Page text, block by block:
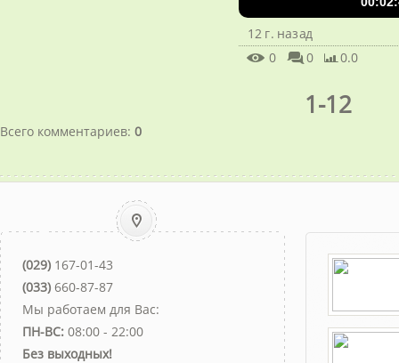
12 г. назад
0
0 0.0
1-12
Всего комментариев: 0
(029) 167-01-43
(033) 660-87-87
Мы работаем для Вас:
ПН-ВС: 08:00 - 22:00
Без выходных!